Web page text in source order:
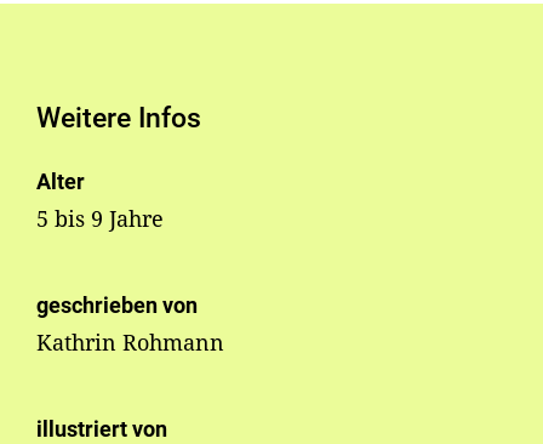
Weitere Infos
Alter
5 bis 9 Jahre
geschrieben von
Kathrin Rohmann
illustriert von